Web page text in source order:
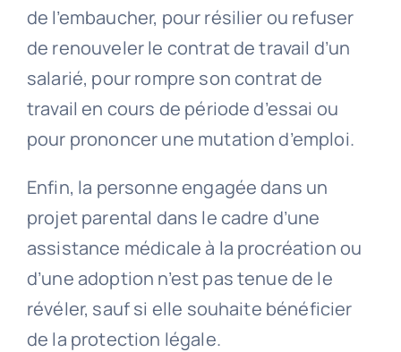
de l’embaucher, pour résilier ou refuser
de renouveler le contrat de travail d’un
salarié, pour rompre son contrat de
travail en cours de période d’essai ou
pour prononcer une mutation d’emploi.
Enfin, la personne engagée dans un
projet parental dans le cadre d’une
assistance médicale à la procréation ou
d’une adoption n’est pas tenue de le
révéler, sauf si elle souhaite bénéficier
de la protection légale.